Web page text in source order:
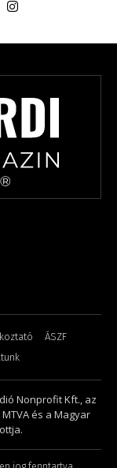
ÁSZF
Nonprofit Kft., az
és a Magyar